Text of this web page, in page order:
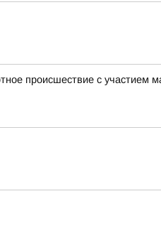
происшествие с участием